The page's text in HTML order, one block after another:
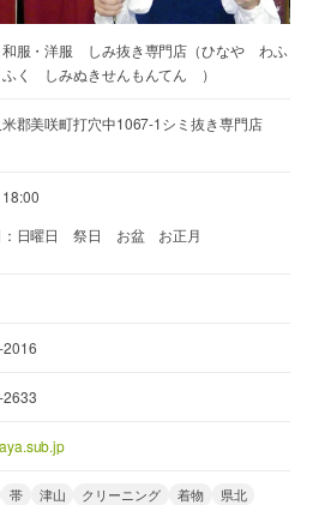
服・洋服 しみ抜き専門店（ひなや わふ
く しみぬきせんもんてん ）
郡美咲町打穴中1067-1シミ抜き専門店
：日曜日 祭日 お盆 お正月
帯 津山 クリーニング 着物
県北